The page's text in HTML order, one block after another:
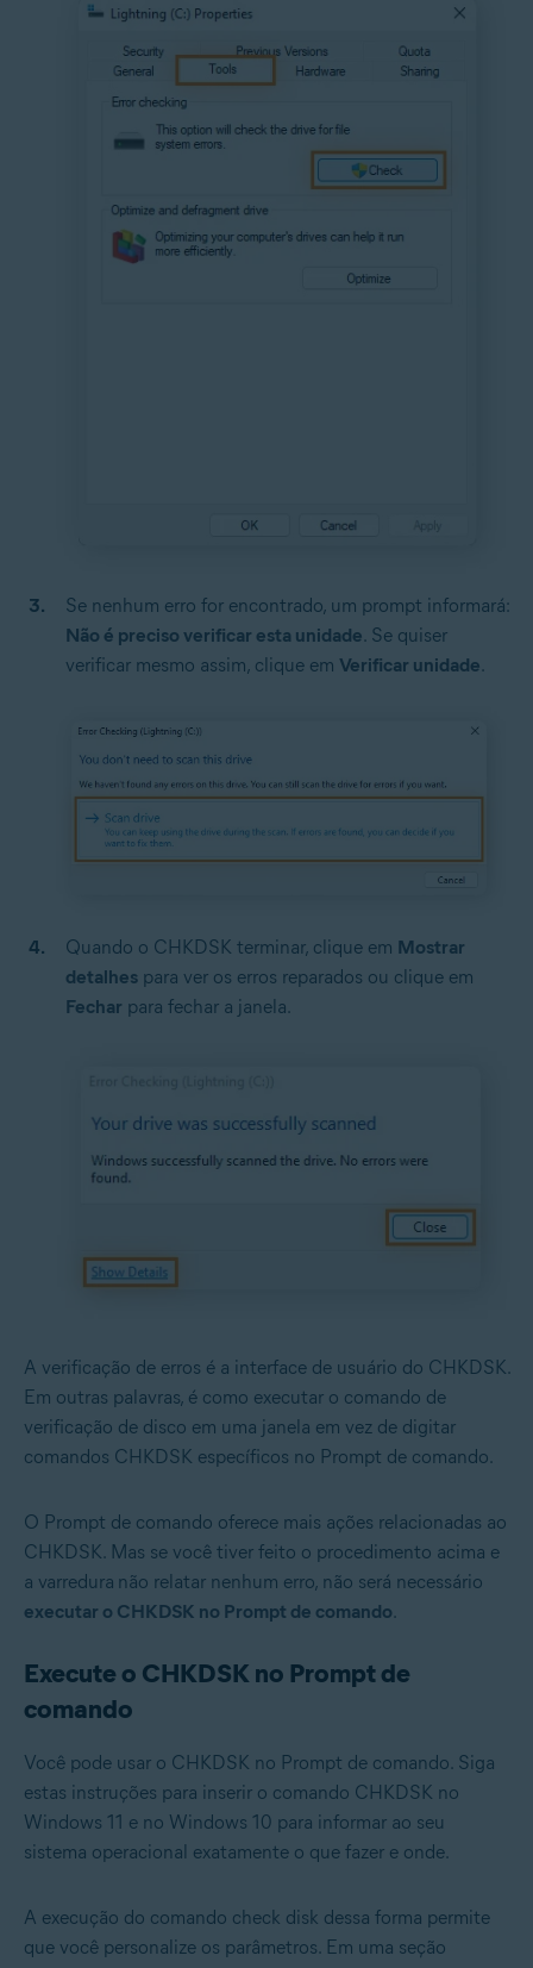
Se nenhum erro for encontrado, um prompt informará:
Não é preciso verificar esta unidade. Se quiser
verificar mesmo assim, clique em Verificar unidade.
Quando o CHKDSK terminar, clique em Mostrar
detalhes para ver os erros reparados ou clique em
Fechar para fechar a janela.
A verificação de erros é a interface de usuário do CHKDSK.
Em outras palavras, é como executar o comando de
verificação de disco em uma janela em vez de digitar
comandos CHKDSK específicos no Prompt de comando.
O Prompt de comando oferece mais ações relacionadas ao
CHKDSK. Mas se você tiver feito o procedimento acima e
a varredura não relatar nenhum erro, não será necessário
executar o CHKDSK no Prompt de comando.
Execute o CHKDSK no Prompt de
comando
Você pode usar o CHKDSK no Prompt de comando. Siga
estas instruções para inserir o comando CHKDSK no
Windows 11 e no Windows 10 para informar ao seu
sistema operacional exatamente o que fazer e onde.
A execução do comando check disk dessa forma permite
que você personalize os parâmetros. Em uma seção